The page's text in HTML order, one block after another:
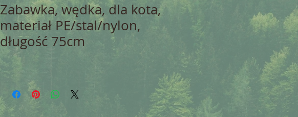
Zabawka, wędka, dla kota,
materiał PE/stal/nylon,
długość 75cm